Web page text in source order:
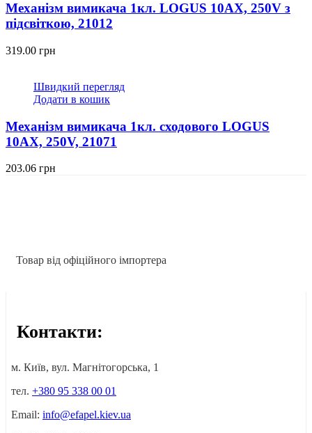
Механізм вимикача 1кл. LOGUS 10АХ, 250V з
підсвіткою, 21012
319.00 грн
Швидкий перегляд
Додати в кошик
Механізм вимикача 1кл. сходового LOGUS
10АХ, 250V, 21071
203.06 грн
Товар від офіційного імпортера
Контакти:
м. Київ, вул. Магнітогорська, 1
тел. +380 95 338 00 01
Email: info@efapel.kiev.ua